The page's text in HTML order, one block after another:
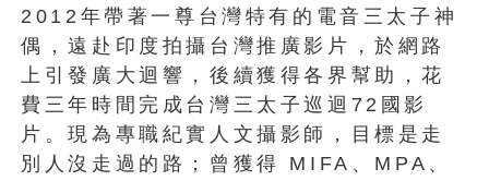
2012年帶著一尊台灣特有的電音三太子神
偶，遠赴印度拍攝台灣推廣影片，於網路
上引發廣大迴響，後續獲得各界幫助，花
費三年時間完成台灣三太子巡迴72國影
片。現為專職紀實人文攝影師，目標是走
別人沒走過的路；曾獲得 MIFA、MPA、